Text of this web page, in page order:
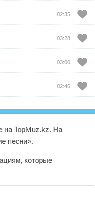
02:35
03:28
03:00
02:46
на TopMuz.kz. На
песни».
которые